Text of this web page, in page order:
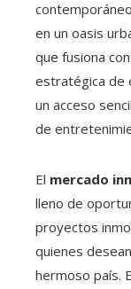
en un oasis
que fusiona
estratégica de
un acceso
de
El mercado
lleno de
proyectos
quienes
hermoso país.